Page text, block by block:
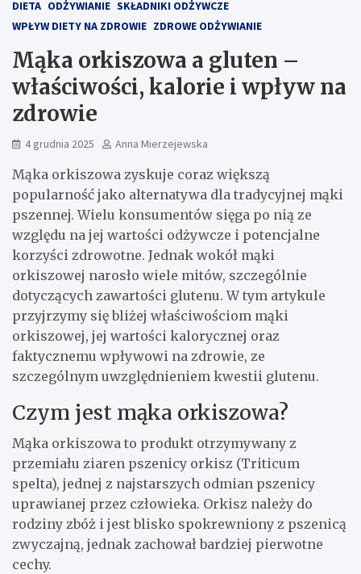
DIETA ODŻYWIANIE SKŁADNIKI ODŻYWCZE
WPŁYW DIETY NA ZDROWIE ZDROWE ODŻYWIANIE
Mąka orkiszowa a gluten –
właściwości, kalorie i wpływ na
zdrowie
4 grudnia 2025 Anna Mierzejewska
Mąka orkiszowa zyskuje coraz większą
popularność jako alternatywa dla tradycyjnej mąki
pszennej. Wielu konsumentów sięga po nią ze
względu na jej wartości odżywcze i potencjalne
korzyści zdrowotne. Jednak wokół mąki
orkiszowej narosło wiele mitów, szczególnie
dotyczących zawartości glutenu. W tym artykule
przyjrzymy się bliżej właściwościom mąki
orkiszowej, jej wartości kalorycznej oraz
faktycznemu wpływowi na zdrowie, ze
szczególnym uwzględnieniem kwestii glutenu.
Czym jest mąka orkiszowa?
Mąka orkiszowa to produkt otrzymywany z
przemiału ziaren pszenicy orkisz (Triticum
spelta), jednej z najstarszych odmian pszenicy
uprawianej przez człowieka. Orkisz należy do
rodziny zbóż i jest blisko spokrewniony z pszenicą
zwyczajną, jednak zachował bardziej pierwotne
cechy.